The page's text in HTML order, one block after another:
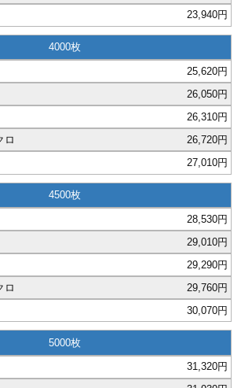
23,940円
4000
25,620円
26,050円
26,310円
26,720円
27,010円
4500
28,530円
29,010円
29,290円
29,760円
30,070円
5000
31,320円